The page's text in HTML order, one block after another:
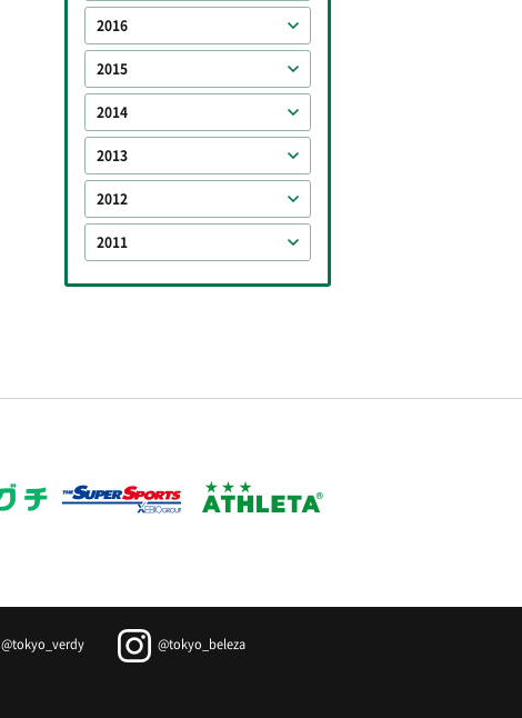
2016
2015
2014
2013
2012
2011
@tokyo_verdy @tokyo_beleza